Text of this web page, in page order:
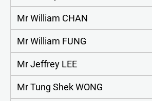
Mr William CHAN
Mr William FUNG
Mr Jeffrey LEE
Mr Tung Shek WONG